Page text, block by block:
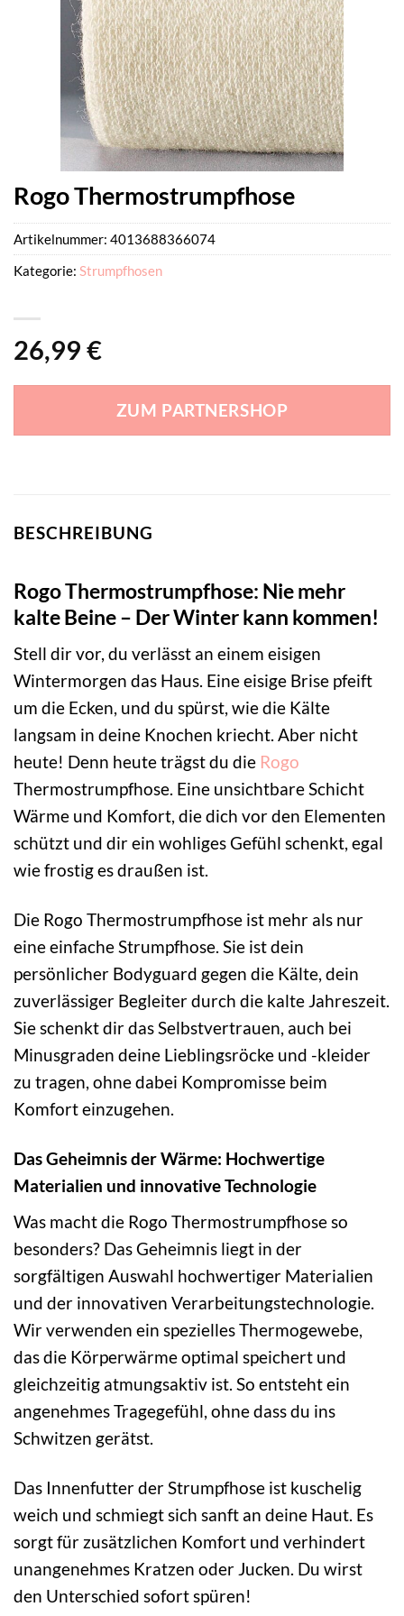
Rogo Thermostrumpfhose
26,99 €
ZUM PARTNERSHOP
Artikelnummer: 4013688366074
Kategorie: Strumpfhosen
BESCHREIBUNG
Rogo Thermostrumpfhose: Nie mehr
kalte Beine – Der Winter kann kommen!
Stell dir vor, du verlässt an einem eisigen
Wintermorgen das Haus. Eine eisige Brise pfeift
um die Ecken, und du spürst, wie die Kälte
langsam in deine Knochen kriecht. Aber nicht
heute! Denn heute trägst du die Rogo
Thermostrumpfhose. Eine unsichtbare Schicht
Wärme und Komfort, die dich vor den Elementen
schützt und dir ein wohliges Gefühl schenkt, egal
wie frostig es draußen ist.
Die Rogo Thermostrumpfhose ist mehr als nur
eine einfache Strumpfhose. Sie ist dein
persönlicher Bodyguard gegen die Kälte, dein
zuverlässiger Begleiter durch die kalte Jahreszeit.
Sie schenkt dir das Selbstvertrauen, auch bei
Minusgraden deine Lieblingsröcke und -kleider
zu tragen, ohne dabei Kompromisse beim
Komfort einzugehen.
Das Geheimnis der Wärme: Hochwertige
Materialien und innovative Technologie
Was macht die Rogo Thermostrumpfhose so
besonders? Das Geheimnis liegt in der
sorgfältigen Auswahl hochwertiger Materialien
und der innovativen Verarbeitungstechnologie.
Wir verwenden ein spezielles Thermogewebe,
das die Körperwärme optimal speichert und
gleichzeitig atmungsaktiv ist. So entsteht ein
angenehmes Tragegefühl, ohne dass du ins
Schwitzen gerätst.
Das Innenfutter der Strumpfhose ist kuschelig
weich und schmiegt sich sanft an deine Haut. Es
sorgt für zusätzlichen Komfort und verhindert
unangenehmes Kratzen oder Jucken. Du wirst
den Unterschied sofort spüren!